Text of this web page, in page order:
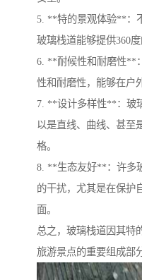
5. **特的景观体验**：
玻璃栈道能够提供360
6. **耐候性和耐磨性**
性和耐磨性，能够在户
7. **设计多样性**：玻
以是直线、曲线、甚至
格。
8. **生态友好**：许多
的干扰，尤其是在保护
面。
总之，玻璃栈道因其特
旅游景点的重要组成部